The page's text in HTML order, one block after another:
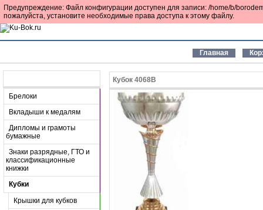
Предупреждение: Файл конфигурации доступен для записи: /home/b/
пожалуйста, установите необходимые права доступа к этому файлу.
Главная
Кубок 4068В
Брелоки
Вкладыши к медалям
Дипломы и грамоты
бумажные
Знаки разрядные, ГТО и
классификационные
книжки
Кубки
Крышки для кубков